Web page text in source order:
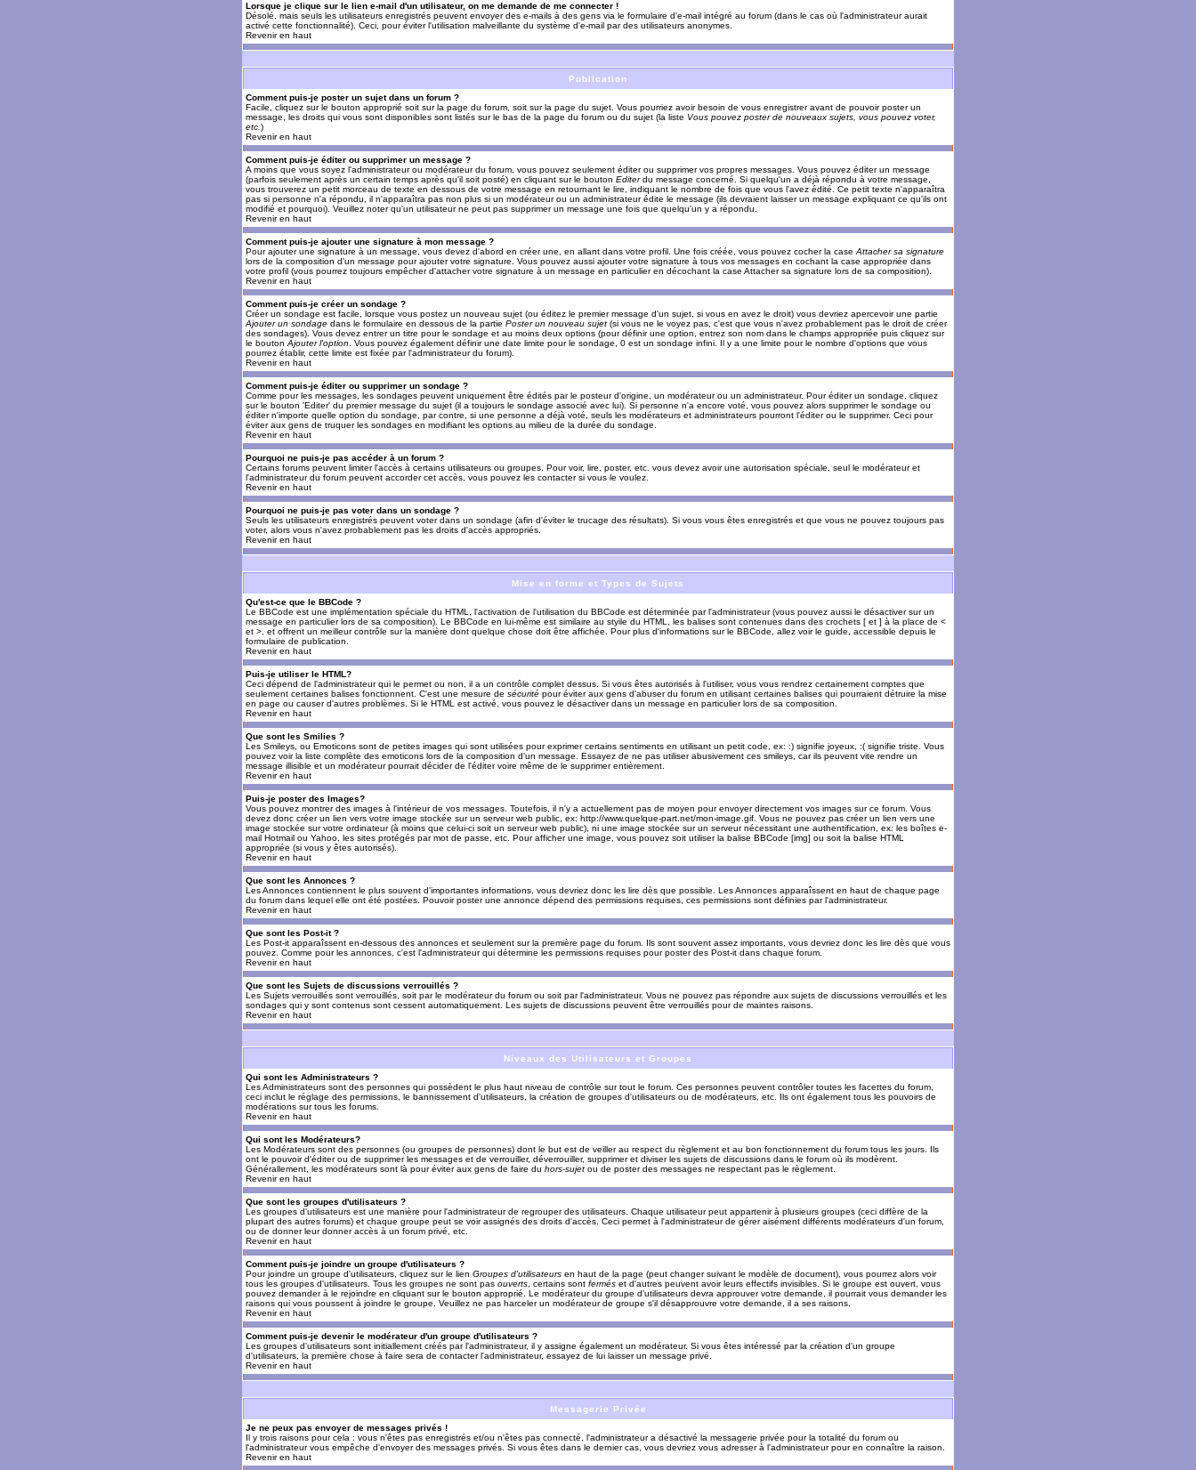
Lorsque je clique sur le lien e-mail d'un utilisateur, on me demande de me connecter !
Désolé, mais seuls les utilisateurs enregistrés peuvent envoyer des e-mails à des gens via le formulaire d'e-mail intégré au forum (dans le cas où l'administrateur aurait
activé cette fonctionnalité). Ceci, pour éviter l'utilisation malveillante du système d'e-mail par des utilisateurs anonymes.
Revenir en haut
Publication
Comment puis-je poster un sujet dans un forum ?
Facile, cliquez sur le bouton approprié soit sur la page du forum, soit sur la page du sujet. Vous pourriez avoir besoin de vous enregistrer avant de pouvoir poster un
message, les droits qui vous sont disponibles sont listés sur le bas de la page du forum ou du sujet (la liste Vous pouvez poster de nouveaux sujets, vous pouvez voter,
etc. )
Revenir en haut
Comment puis-je éditer ou supprimer un message ?
A moins que vous soyez l'administrateur ou modérateur du forum, vous pouvez seulement éditer ou supprimer vos propres messages. Vous pouvez éditer un message
(parfois seulement après un certain temps après qu'il soit posté) en cliquant sur le bouton Editerdu message concerné. Si quelqu'un a déjà répondu à votre message,
vous trouverez un petit morceau de texte en dessous de votre message en retournant le lire, indiquant le nombre de fois que vous l'avez édité. Ce petit texte n'apparaîtra
pas si personne n'a répondu, il n'apparaîtra pas non plus si un modérateur ou un administrateur édite le message (ils devraient laisser un message expliquant ce qu'ils ont
modifié et pourquoi). Veuillez noter qu'un utilisateur ne peut pas supprimer un message une fois que quelqu'un y a répondu.
Revenir en haut
Comment puis-je ajouter une signature à mon message ?
Pour ajouter une signature à un message, vous devez d'abord en créer une, en allant dans votre profil. Une fois créée, vous pouvez cocher la case Attacher sa signature
lors de la composition d'un message pour ajouter votre signature. Vous pouvez aussi ajouter votre signature à tous vos messages en cochant la case appropriée dans
votre profil (vous pourrez toujours empêcher d'attacher votre signature à un message en particulier en décochant la case Attacher sa signature lors de sa composition).
Revenir en haut
Comment puis-je créer un sondage ?
Créer un sondage est facile, lorsque vous postez un nouveau sujet (ou éditez le premier message d'un sujet, si vous en avez le droit) vous devriez apercevoir une partie
Ajouter un sondage dans le formulaire en dessous de la partie Poster un nouveau sujet (si vous ne le voyez pas, c'est que vous n'avez probablement pas le droit de créer
des sondages). Vous devez entrer un titre pour le sondage et au moins deux options (pour définir une option, entrez son nom dans le champs appropriée puis cliquez sur
le bouton Ajouter l'option . Vous pouvez également définir une date limite pour le sondage, 0 est un sondage infini. Il y a une limite pour le nombre d'options que vous
pourrez établir, cette limite est fixée par l'administrateur du forum).
Revenir en haut
Comment puis-je éditer ou supprimer un sondage ?
Comme pour les messages, les sondages peuvent uniquement être édités par le posteur d'origine, un modérateur ou un administrateur. Pour éditer un sondage, cliquez
sur le bouton 'Editer' du premier message du sujet (il a toujours le sondage associé avec lui). Si personne n'a encore voté, vous pouvez alors supprimer le sondage ou
éditer n'importe quelle option du sondage, par contre, si une personne a déjà voté, seuls les modérateurs et administrateurs pourront l'éditer ou le supprimer. Ceci pour
éviter aux gens de truquer les sondages en modifiant les options au milieu de la durée du sondage.
Revenir en haut
Pourquoi ne puis-je pas accéder à un forum ?
Certains forums peuvent limiter l'accès à certains utilisateurs ou groupes. Pour voir, lire, poster, etc. vous devez avoir une autorisation spéciale, seul le modérateur et
l'administrateur du forum peuvent accorder cet accès, vous pouvez les contacter si vous le voulez.
Revenir en haut
Pourquoi ne puis-je pas voter dans un sondage ?
Seuls les utilisateurs enregistrés peuvent voter dans un sondage (afin d'éviter le trucage des résultats). Si vous vous êtes enregistrés et que vous ne pouvez toujours pas
voter, alors vous n'avez probablement pas les droits d'accès appropriés.
Revenir en haut
Mise en forme et Types de Sujets
Qu'est-ce que le BBCode ?
Le BBCode est une implémentation spéciale du HTML, l'activation de l'utilisation du BBCode est déterminée par l'administrateur (vous pouvez aussi le désactiver sur un
message en particulier lors de sa composition). Le BBCode en lui-même est similaire au styile du HTML, les balises sont contenues dans des crochets [ et ] à la place de <
et >, et offrent un meilleur contrôle sur la manière dont quelque chose doit être affichée. Pour plus d'informations sur le BBCode, allez voir le guide, accessible depuis le
formulaire de publication.
Revenir en haut
Puis-je utiliser le HTML?
Ceci dépend de l'administrateur qui le permet ou non, il a un contrôle complet dessus. Si vous êtes autorisés à l'utiliser, vous vous rendrez certainement comptes que
seulement certaines balises fonctionnent. C'est une mesure de sécurité pour éviter aux gens d'abuser du forum en utilisant certaines balises qui pourraient détruire la mise
en page ou causer d'autres problèmes. Si le HTML est activé, vous pouvez le désactiver dans un message en particulier lors de sa composition.
Revenir en haut
Que sont les Smilies ?
Les Smileys, ou Emoticons sont de petites images qui sont utilisées pour exprimer certains sentiments en utilisant un petit code, ex: :) signifie joyeux, :( signifie triste. Vous
pouvez voir la liste complète des emoticons lors de la composition d'un message. Essayez de ne pas utiliser abusivement ces smileys, car ils peuvent vite rendre un
message illisible et un modérateur pourrait décider de l'éditer voire même de le supprimer entièrement.
Revenir en haut
Puis-je poster des Images?
Vous pouvez montrer des images à l'intérieur de vos messages. Toutefois, il n'y a actuellement pas de moyen pour envoyer directement vos images sur ce forum. Vous
devez donc créer un lien vers votre image stockée sur un serveur web public, ex: http://www.quelque-part.net/mon-image.gif. Vous ne pouvez pas créer un lien vers une
image stockée sur votre ordinateur (à moins que celui-ci soit un serveur web public), ni une image stockée sur un serveur nécessitant une authentification, ex: les boîtes e-
mail Hotmail ou Yahoo, les sites protégés par mot de passe, etc. Pour afficher une image, vous pouvez soit utiliser la balise BBCode [img] ou soit la balise HTML
appropriée (si vous y êtes autorisés).
Revenir en haut
Que sont les Annonces ?
Les Annonces contiennent le plus souvent d'importantes informations, vous devriez donc les lire dès que possible. Les Annonces apparaîssent en haut de chaque page
du forum dans lequel elle ont été postées. Pouvoir poster une annonce dépend des permissions requises, ces permissions sont définies par l'administrateur.
Revenir en haut
Que sont les Post-it ?
Les Post-it apparaîssent en-dessous des annonces et seulement sur la première page du forum. Ils sont souvent assez importants, vous devriez donc les lire dès que vous
pouvez. Comme pour les annonces, c'est l'administrateur qui détermine les permissions requises pour poster des Post-it dans chaque forum.
Revenir en haut
Que sont les Sujets de discussions verrouillés ?
Les Sujets verrouillés sont verrouillés, soit par le modérateur du forum ou soit par l'administrateur. Vous ne pouvez pas répondre aux sujets de discussions verrouillés et les
sondages qui y sont contenus sont cessent automatiquement. Les sujets de discussions peuvent être verrouillés pour de maintes raisons.
Revenir en haut
Niveaux des Utilisateurs et Groupes
Qui sont les Administrateurs ?
Les Administrateurs sont des personnes qui possèdent le plus haut niveau de contrôle sur tout le forum. Ces personnes peuvent contrôler toutes les facettes du forum,
ceci inclut le réglage des permissions, le bannissement d'utilisateurs, la création de groupes d'utilisateurs ou de modérateurs, etc. Ils ont également tous les pouvoirs de
modérations sur tous les forums.
Revenir en haut
Qui sont les Modérateurs?
Les Modérateurs sont des personnes (ou groupes de personnes) dont le but est de veiller au respect du règlement et au bon fonctionnement du forum tous les jours. Ils
ont le pouvoir d'éditer ou de supprimer les messages et de verrouiller, déverrouiller, supprimer et diviser les sujets de discussions dans le forum où ils modèrent.
Générallement, les modérateurs sont là pour éviter aux gens de faire du hors-sujet ou de poster des messages ne respectant pas le règlement.
Revenir en haut
Que sont les groupes d'utilisateurs ?
Les groupes d'utilisateurs est une manière pour l'administrateur de regrouper des utilisateurs. Chaque utilisateur peut appartenir à plusieurs groupes (ceci diffère de la
plupart des autres forums) et chaque groupe peut se voir assignés des droits d'accès. Ceci permet à l'administrateur de gérer aisément différents modérateurs d'un forum,
ou de donner leur donner accès à un forum privé, etc.
Revenir en haut
Comment puis-je joindre un groupe d'utilisateurs ?
Pour joindre un groupe d'utilisateurs, cliquez sur le lien Groupes d'utilisateurs en haut de la page (peut changer suivant le modèle de document), vous pourrez alors voir
tous les groupes d'utilisateurs. Tous les groupes ne sont pas ouverts , certains sont fermés et d'autres peuvent avoir leurs effectifs invisibles. Si le groupe est ouvert, vous
pouvez demander à le rejoindre en cliquant sur le bouton approprié. Le modérateur du groupe d'utilisateurs devra approuver votre demande, il pourrait vous demander les
raisons qui vous poussent à joindre le groupe. Veuillez ne pas harceler un modérateur de groupe s'il désapprouvre votre demande, il a ses raisons.
Revenir en haut
Comment puis-je devenir le modérateur d'un groupe d'utilisateurs ?
Les groupes d'utilisateurs sont initiallement créés par l'administrateur, il y assigne également un modérateur. Si vous êtes intéressé par la création d'un groupe
d'utilisateurs, la première chose à faire sera de contacter l'administrateur, essayez de lui laisser un message privé.
Revenir en haut
Messagerie Privée
Je ne peux pas envoyer de messages privés !
Il y trois raisons pour cela : vous n'êtes pas enregistrés et/ou n'êtes pas connecté, l'administrateur a désactivé la messagerie privée pour la totalité du forum ou
l'administrateur vous empêche d'envoyer des messages privés. Si vous êtes dans le dernier cas, vous devriez vous adresser à l'administrateur pour en connaître la raison.
Revenir en haut